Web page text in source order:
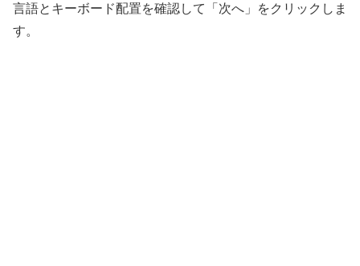
言語とキーボード配置を確認して「次へ」をクリックしま
す。